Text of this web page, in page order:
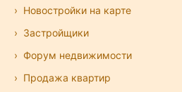
Новостройки на карте
Застройщики
Форум недвижимости
Продажа квартир